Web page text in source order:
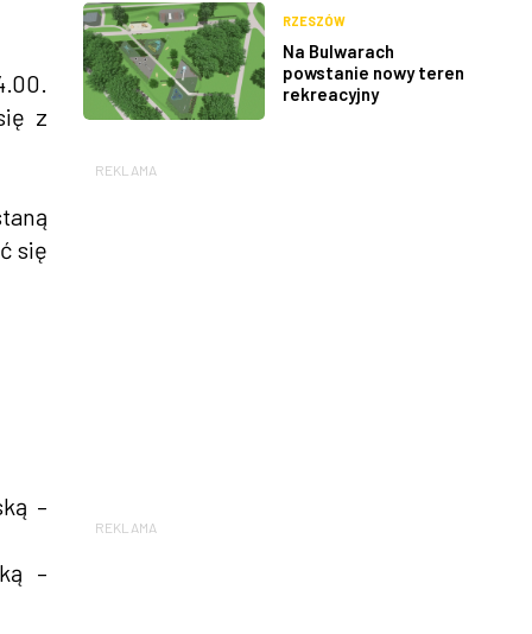
z
się
–
–
RZESZÓW
Na Bulwarach
powstanie nowy teren
rekreacyjny
REKLAMA
REKLAMA